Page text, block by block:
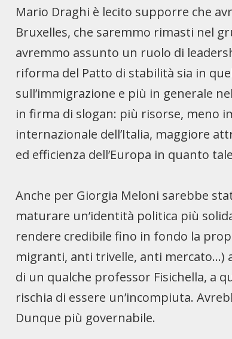
Mario Draghi è lecito supporre che
Bruxelles, che saremmo rimasti nel
avremmo assunto un ruolo di
riforma del Patto di stabilità sia in
sull’immigrazione e più in generale
in firma di slogan: più risorse, meno
internazionale dell’Italia, maggiore
ed efficienza dell’Europa in quanto
Anche per Giorgia Meloni sarebbe
maturare un’identità politica più
rendere credibile fino in fondo la
migranti, anti trivelle, anti mercato…)
di un qualche professor Fisichella, a
rischia di essere un’incompiuta.
Dunque più governabile.